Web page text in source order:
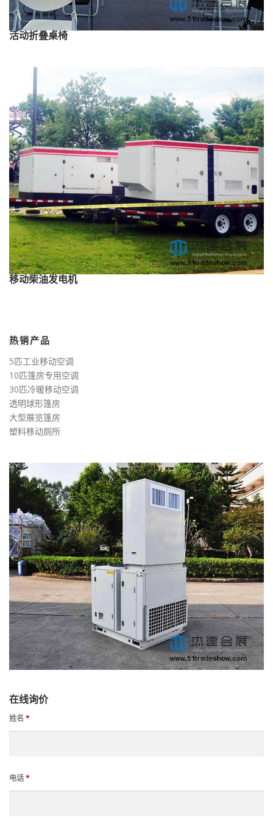
活动折叠桌椅
移动柴油发电机
热销产品
5匹工业移动空调
10匹篷房专用空调
30匹冷暖移动空调
透明球形篷房
大型展览篷房
塑料移动厕所
在线询价
姓名 *
电话*